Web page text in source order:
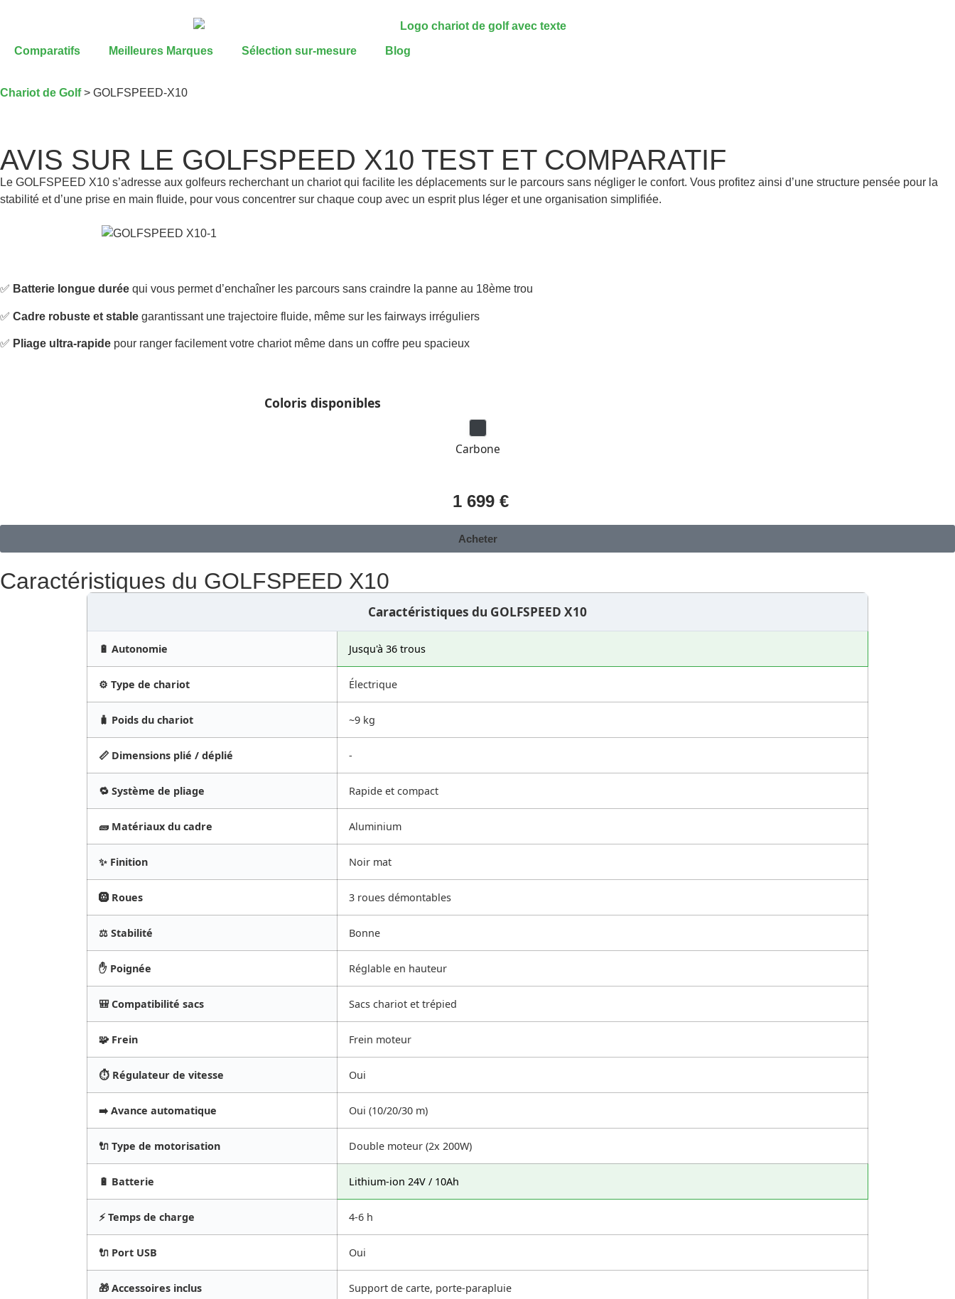
Comparatifs Meilleures Marques Sélection sur-mesure Blog
Chariot de Golf> GOLFSPEED-X10
AVIS SUR LE GOLFSPEED X10 TEST ET COMPARATIF
Le GOLFSPEED X10 s’adresse aux golfeurs recherchant un chariot qui facilite les déplacements sur le parcours sans négliger le confort. Vous profitez ainsi d’une structure pensée pour la
stabilité et d’une prise en main fluide, pour vous concentrer sur chaque coup avec un esprit plus léger et une organisation simplifiée.
✅ Batterie longue durée qui vous permet d’enchaîner les parcours sans craindre la panne au 18ème trou
✅ Cadre robuste et stable garantissant une trajectoire fluide, même sur les fairways irréguliers
✅ Pliage ultra-rapide pour ranger facilement votre chariot même dans un coffre peu spacieux
Coloris disponibles
Carbone
1 699 €
Acheter
Caractéristiques du GOLFSPEED X10
Caractéristiques du GOLFSPEED X10
🔋 Autonomie Jusqu'à 36 trous
⚙️ Type de chariot Électrique
🧳 Poids du chariot ~9 kg
📏 Dimensions plié / déplié -
🔁 Système de pliage Rapide et compact
🧱 Matériaux du cadre Aluminium
✨ Finition Noir mat
🛞 Roues 3 roues démontables
⚖️ Stabilité Bonne
✋ Poignée Réglable en hauteur
🎒 Compatibilité sacs Sacs chariot et trépied
🧩 Frein Frein moteur
⏱️ Régulateur de vitesse Oui
➡️ Avance automatique Oui (10/20/30 m)
🔌 Type de motorisation Double moteur (2x 200W)
🔋 Batterie Lithium-ion 24V / 10Ah
⚡ Temps de charge 4-6 h
🔌 Port USB Oui
🎁 Accessoires inclus Support de carte, porte-parapluie